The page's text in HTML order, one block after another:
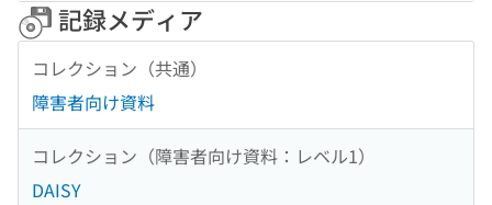
記録メディア
コレクション（共通）
障害者向け資料
コレクション（障害者向け資料：レベル1）
DAISY